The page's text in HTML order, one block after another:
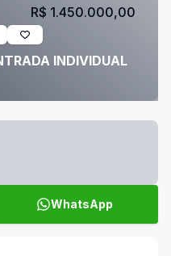
INDIVIDUAL
R$ 1.450.000,00
WhatsApp